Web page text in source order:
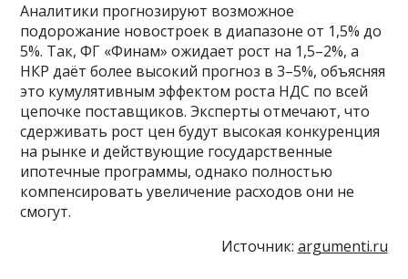
Аналитики прогнозируют возможное
подорожание новостроек в диапазоне от 1,5% до
5%. Так, ФГ «Финам» ожидает рост на 1,5–2%, а
НКР даёт более высокий прогноз в 3–5%, объясняя
это кумулятивным эффектом роста НДС по всей
цепочке поставщиков. Эксперты отмечают, что
сдерживать рост цен будут высокая конкуренция
на рынке и действующие государственные
ипотечные программы, однако полностью
компенсировать увеличение расходов они не
смогут.
Источник: argumenti.ru